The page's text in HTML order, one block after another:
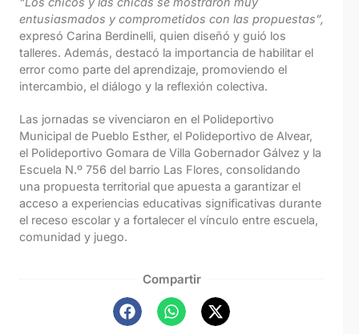
entusiasmados y comprometidos con las propuestas”,
expresó Carina Berdinelli, quien diseñó y guió los
talleres. Además, destacó la importancia de habilitar el
error como parte del aprendizaje, promoviendo el
intercambio, el diálogo y la reflexión colectiva.
Las jornadas se vivenciaron en el Polideportivo
Municipal de Pueblo Esther, el Polideportivo de Alvear,
el Polideportivo Gomara de Villa Gobernador Gálvez y la
Escuela N.º 756 del barrio Las Flores, consolidando
una propuesta territorial que apuesta a garantizar el
acceso a experiencias educativas significativas durante
el receso escolar y a fortalecer el vínculo entre escuela,
comunidad y juego.
Compartir